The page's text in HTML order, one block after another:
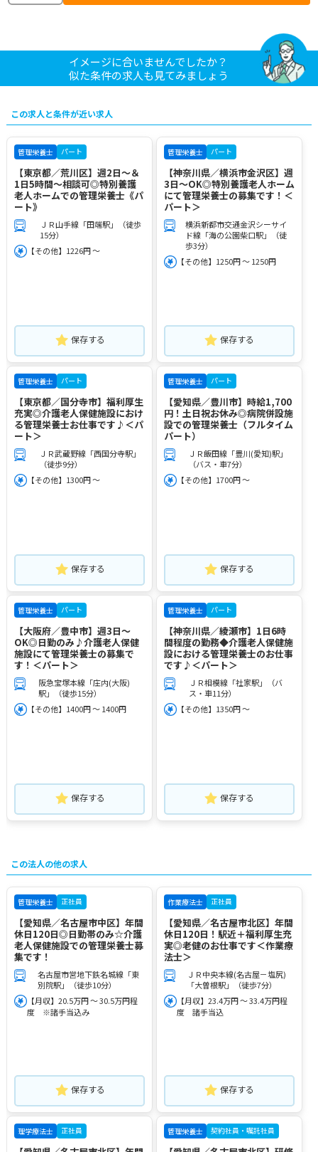
イメージに合いませんでしたか？
似た条件の求人も見てみましょう
この求人と条件が近い求人
管理栄養士 パート
【東京都／荒川区】週2日～＆
1日5時間～相談可◎特別養護
老人ホームでの管理栄養士《パ
ート》
ＪＲ山手線「田端駅」（徒歩
15分）
【その他】1226円 ～
保存する
管理栄養士 パート
【神奈川県／横浜市金沢区】週
3日～OK◎特別養護老人ホーム
にて管理栄養士の募集です！＜
パート＞
横浜新都市交通金沢シーサイ
ド線「海の公園柴口駅」（徒
歩3分）
【その他】1250円 ～ 1250円
保存する
管理栄養士 パート
【東京都／国分寺市】福利厚生
充実◎介護老人保健施設におけ
る管理栄養士お仕事です♪＜パ
ート＞
ＪＲ武蔵野線「西国分寺駅」
（徒歩9分）
【その他】1300円 ～
保存する
管理栄養士 パート
【愛知県／豊川市】時給1,700
円！土日祝お休み◎病院併設施
設での管理栄養士（フルタイム
パート）
ＪＲ飯田線「豊川(愛知)駅」
（バス・車7分）
【その他】1700円 ～
保存する
管理栄養士 パート
【大阪府／豊中市】週3日～
OK◎日勤のみ♪介護老人保健
施設にて管理栄養士の募集で
す！＜パート＞
阪急宝塚本線「庄内(大阪)
駅」（徒歩15分）
【その他】1400円 ～ 1400円
保存する
管理栄養士 パート
【神奈川県／綾瀬市】1日6時
間程度の勤務◆介護老人保健施
設における管理栄養士のお仕事
です♪＜パート＞
ＪＲ相模線「社家駅」（バ
ス・車11分）
【その他】1350円 ～
保存する
この法人の他の求人
管理栄養士 正社員
【愛知県／名古屋市中区】年間
休日120日◎日勤帯のみ☆介護
老人保健施設での管理栄養士募
集です！
名古屋市営地下鉄名城線「東
別院駅」（徒歩10分）
【月収】20.5万円 ～ 30.5万円程
度 ※諸手当込み
保存する
作業療法士 正社員
【愛知県／名古屋市北区】年間
休日120日！駅近＋福利厚生充
実◎老健のお仕事です＜作業療
法士＞
ＪＲ中央本線(名古屋－塩尻)
「大曽根駅」（徒歩7分）
【月収】23.4万円 ～ 33.4万円程
度 諸手当込
保存する
理学療法士 正社員 管理栄養士 契約社員・嘱託社員